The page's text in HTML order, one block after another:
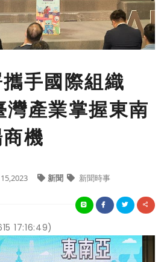
手國際組織
產業掌握東南
機
新聞 新聞時事
17:16:49)